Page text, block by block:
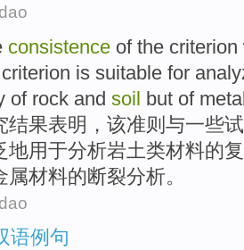
consistence of the criterion
is suitable for
of rock and soil but of
结果表明 ， 该准则 与一些
地用于分析岩土类材料的
属材料的断裂分析。
语例句